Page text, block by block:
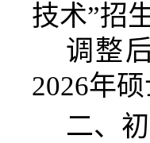
技术”招
调整
2026年
二、